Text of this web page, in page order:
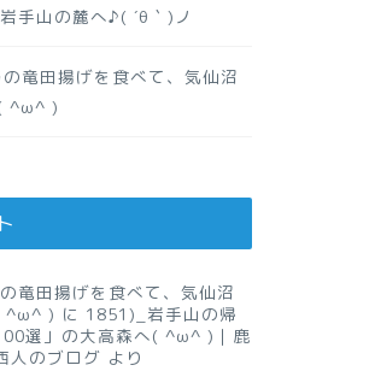
手山の麓へ♪( ´θ｀)ノ
竜田揚げを食べて、気仙沼
^ω^ )
竜田揚げを食べて、気仙沼
^ω^ ) に 1851)_岩手山の帰
選」の大高森へ( ^ω^ )｜鹿
人のブログ より